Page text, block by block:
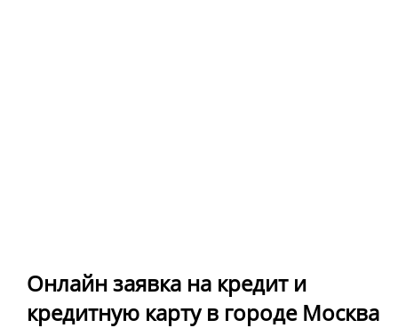
Онлайн заявка на кредит и
кредитную карту в городе Москва